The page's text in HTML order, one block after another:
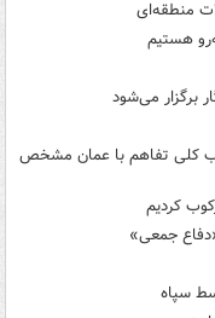
منطقه‌ای
هستیم
برگزار می‌شود
کلی تفاهم با عمان مشخص
کردیم
جمعی»
سپاه